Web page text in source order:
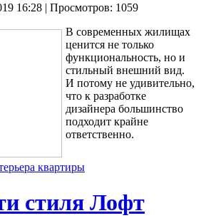
16:28 | Просмотров: 1059
В современных жилищах
ценится не только
функциональность, но и
стильный внешний вид.
И потому не удивительно,
что к разработке
дизайнера большинство
подходит крайне
ответственно.
квартиры
стиля Лофт